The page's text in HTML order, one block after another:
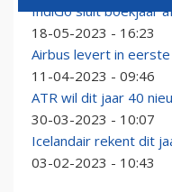
IndiGo sluit boekjaar
18-05-2023 - 16:23
Airbus levert in
11-04-2023 - 09:46
ATR wil dit jaar 40
30-03-2023 - 10:07
Icelandair rekent dit
03-02-2023 - 10:43